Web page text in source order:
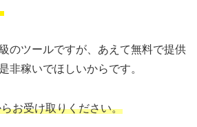
のツールですが、あえて無料で提供
非稼いでほしいからです。
お受け取りください。